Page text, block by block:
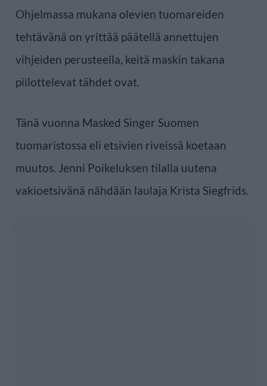
Ohjelmassa mukana olevien tuomareiden
tehtävänä on yrittää päätellä annettujen
vihjeiden perusteella, keitä maskin takana
piilottelevat tähdet ovat.
Tänä vuonna Masked Singer Suomen
tuomaristossa eli etsivien riveissä koetaan
muutos. Jenni Poikeluksen tilalla uutena
vakioetsivänä nähdään laulaja Krista Siegfrids.